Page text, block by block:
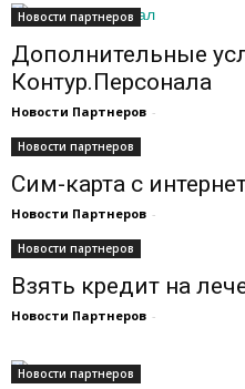
Новости партнеров
Дополнительные
Контур.Персонала
Новости Партнеров -
Новости партнеров
Сим-карта с
Новости Партнеров -
Новости партнеров
Взять кредит на
Новости Партнеров -
Новости партнеров